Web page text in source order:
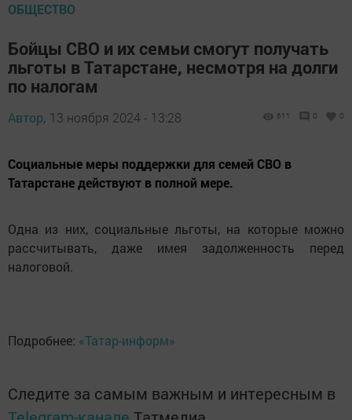
ОБЩЕСТВО
Бойцы СВО и их семьи смогут получать
льготы в Татарстане, несмотря на долги
по налогам
Автор, 13 ноября 2024 - 13:28 611 0 0
Социальные меры поддержки для семей СВО в
Татарстане действуют в полной мере.
Одна из них, социальные льготы, на которые можно
рассчитывать, даже имея задолженность перед
налоговой.
Подробнее: «Татар-информ»
Следите за самым важным и интересным в